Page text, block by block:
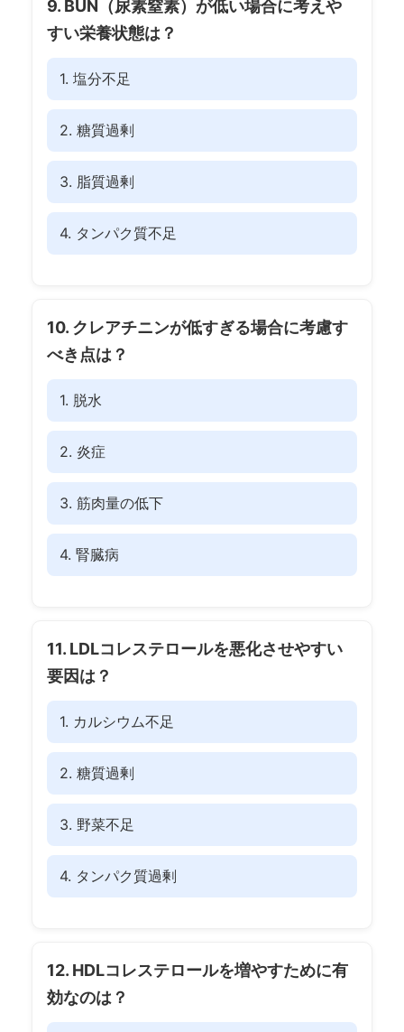
9. BUN（尿素窒素）が低い場合に考えや
すい栄養状態は？
1. 塩分不足
2. 糖質過剰
3. 脂質過剰
4. タンパク質不足
10. クレアチニンが低すぎる場合に考慮す
べき点は？
1. 脱水
2. 炎症
3. 筋肉量の低下
4. 腎臓病
11. LDLコレステロールを悪化させやすい
要因は？
1. カルシウム不足
2. 糖質過剰
3. 野菜不足
4. タンパク質過剰
12. HDLコレステロールを増やすために有
効なのは？